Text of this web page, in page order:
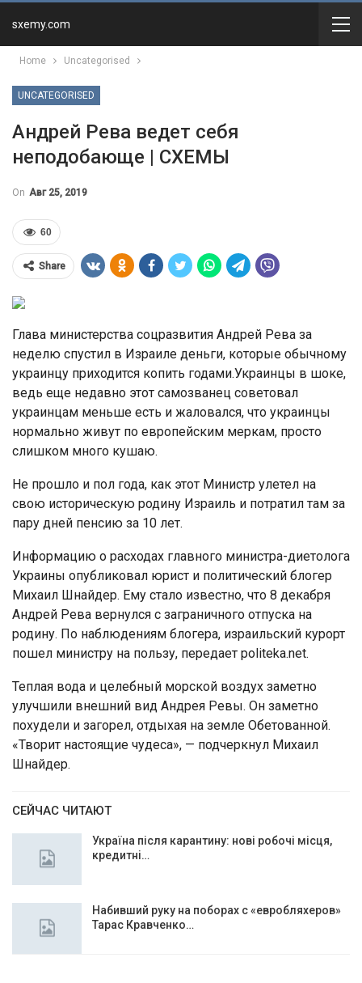
sxemy.com
Home Uncategorised
UNCATEGORISED
Андрей Рева ведет себя
неподобающе | СХЕМЫ
On Авг 25, 2019
60
Share
Глава министерства соцразвития Андрей Рева за
неделю спустил в Израиле деньги, которые обычному
украинцу приходится копить годами.Украинцы в шоке,
ведь еще недавно этот самозванец советовал
украинцам меньше есть и жаловался, что украинцы
нормально живут по европейским меркам, просто
слишком много кушаю.
Не прошло и пол года, как этот Министр улетел на
свою историческую родину Израиль и потратил там за
пару дней пенсию за 10 лет.
Информацию о расходах главного министра-диетолога
Украины опубликовал юрист и политический блогер
Михаил Шнайдер. Ему стало известно, что 8 декабря
Андрей Рева вернулся с заграничного отпуска на
родину. По наблюдениям блогера, израильский курорт
пошел министру на пользу, передает politeka.net.
Теплая вода и целебный морской воздух заметно
улучшили внешний вид Андрея Ревы. Он заметно
похудели и загорел, отдыхая на земле Обетованной.
«Творит настоящие чудеса», — подчеркнул Михаил
Шнайдер.
СЕЙЧАС ЧИТАЮТ
Україна після карантину: нові робочі місця,
кредитні…
Набивший руку на поборах с «евробляхеров»
Тарас Кравченко…